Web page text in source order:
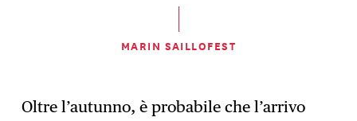
MARIN SAILLOFEST
Oltre l’autunno, è probabile che l’arrivo